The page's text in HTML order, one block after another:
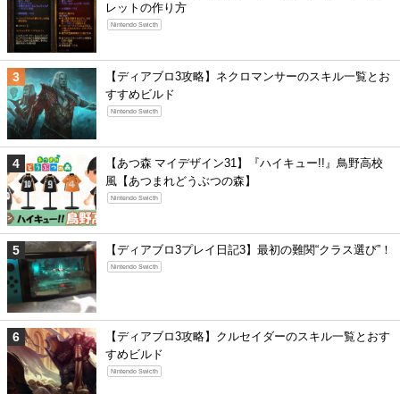
レットの作り方
Nintendo Swicth
【ディアブロ3攻略】ネクロマンサーのスキル一覧とお
すすめビルド
Nintendo Swicth
【あつ森 マイデザイン31】『ハイキュー!!』鳥野高校
風【あつまれどうぶつの森】
Nintendo Swicth
【ディアブロ3プレイ日記3】最初の難関“クラス選び”！
Nintendo Swicth
【ディアブロ3攻略】クルセイダーのスキル一覧とおす
すめビルド
Nintendo Swicth